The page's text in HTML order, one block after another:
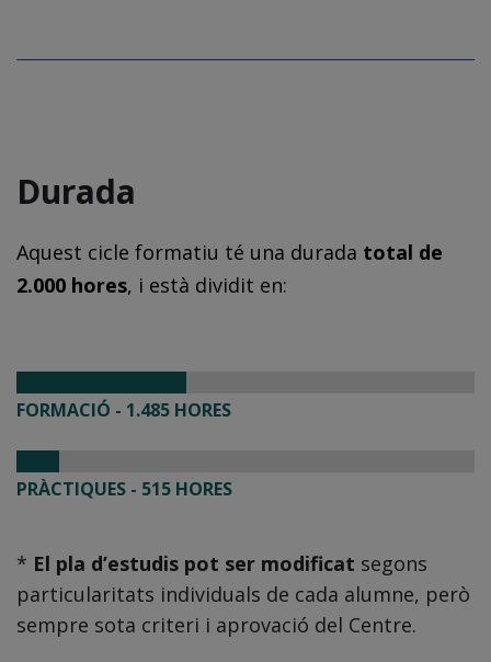
Durada
Aquest cicle formatiu té una durada total de
2.000 hores, i està dividit en:
FORMACIÓ - 1.485 HORES
PRÀCTIQUES - 515 HORES
* El pla d’estudis pot ser modificat segons
particularitats individuals de cada alumne, però
sempre sota criteri i aprovació del Centre.